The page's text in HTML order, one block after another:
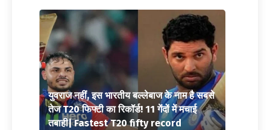
युवराज नहीं, इस भारतीय बल्लेबाज के नाम है सबसे
तेज T20 फिफ्टी का रिकॉर्ड! 11 गेंदों में मचाई
तबाही| Fastest T20 fifty record